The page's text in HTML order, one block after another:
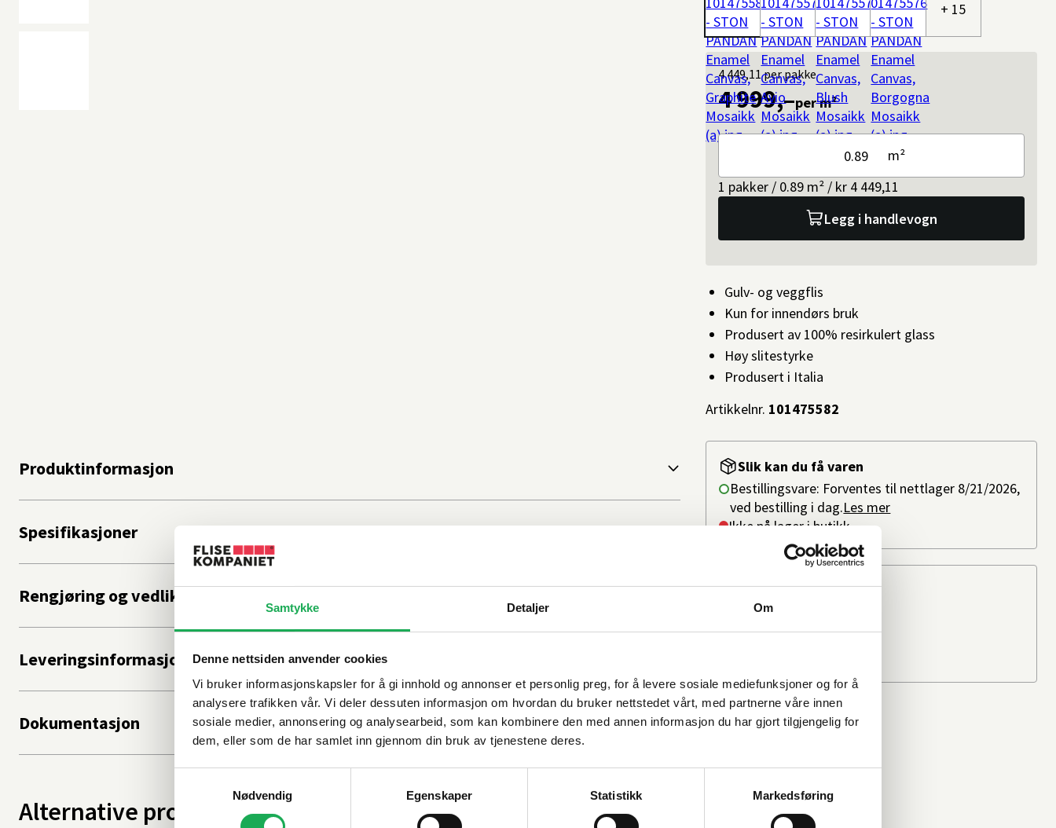
Samtykke Detaljer Om
Denne nettsiden anvender cookies
Vi bruker informasjonskapsler for å gi innhold og annonser et personlig preg, for å levere sosiale mediefunksjoner og for å
analysere trafikken vår. Vi deler dessuten informasjon om hvordan du bruker nettstedet vårt, med partnerne våre innen
sosiale medier, annonsering og analysearbeid, som kan kombinere den med annen informasjon du har gjort tilgjengelig for
dem, eller som de har samlet inn gjennom din bruk av tjenestene deres.
Nødvendig
Egenskaper Statistikk Markedsføring
+ 15
4 449,11per pakke
4 999,–per m²
m²
1 pakker / 0.89 m² / kr 4 449,11
Legg i handlevogn
Slik kan du få varen
Bestillingsvare: Forventes til nettlager 8/21/2026,
ved bestilling i dag.Les mer
Ikke på lager i butikk
Gulv- og veggflis
Kun for innendørs bruk
Produsert av 100% resirkulert glass
Høy slitestyrke
Produsert i Italia
Artikkelnr. 101475582
Beregn frakten
Ditt postnummer
Produktinformasjon
Spesifikasjoner
Rengjøring og vedlikehold
Leveringsinformasjon
Dokumentasjon
Alternative produkter